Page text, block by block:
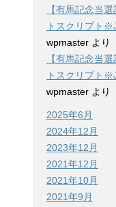
【有馬記念当
トスクリプト
wpmaster より
【有馬記念当
トスクリプト
wpmaster より
2025年6月
2024年12月
2023年12月
2021年12月
2021年10月
2021年9月